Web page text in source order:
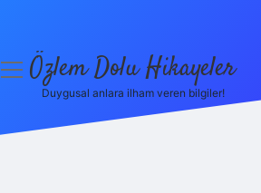
menüyüÖzlem Dolu Hikayeler
Duygusal anlara ilham veren bilgiler!